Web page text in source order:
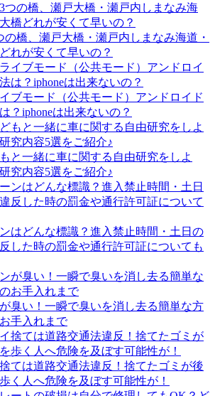
の橋、瀬戸大橋・瀬戸内しまなみ海道・
れが安くて早いの？
ブモード（公共モード）アンドロイド
？iphoneは出来ないの？
と一緒に車に関する自由研究をしよ
究内容5選をご紹介♪
はどんな標識？進入禁止時間・土日の
した時の罰金や通行許可証についても
臭い！一瞬で臭いを消し去る簡単な方
手入れまで
ては道路交通法違反！捨てたゴミが後
く人へ危険を及ぼす可能性が！